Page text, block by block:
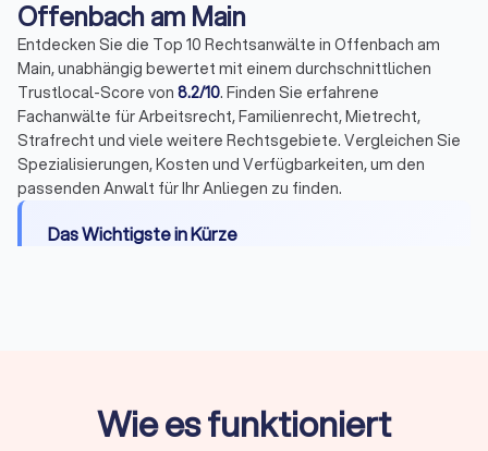
Offenbach am Main
Entdecken Sie die Top 10 Rechtsanwälte in Offenbach am
Main, unabhängig bewertet mit einem durchschnittlichen
Trustlocal-Score von 8.2/10. Finden Sie erfahrene
Fachanwälte für Arbeitsrecht, Familienrecht, Mietrecht,
Strafrecht und viele weitere Rechtsgebiete. Vergleichen Sie
Spezialisierungen, Kosten und Verfügbarkeiten, um den
passenden Anwalt für Ihr Anliegen zu finden.
Das Wichtigste in Kürze
kostenlos
Wie es funktioniert